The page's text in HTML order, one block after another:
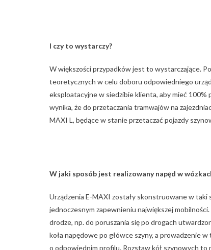
I czy to wystarczy?
W większości przypadków jest to wystarczające.
teoretycznych w celu doboru odpowiedniego
eksploatacyjne w siedzibie klienta, aby mieć 100%
wynika, że do przetaczania tramwajów na
MAXI L, będące w stanie przetaczać pojazdy
W jaki sposób jest realizowany napęd w
Urządzenia E-MAXI zostały skonstruowane w taki
jednoczesnym zapewnieniu największej
drodze, np. do poruszania się po drogach
koła napędowe po główce szyny, a prowadzenie
o odpowiednim profilu. Rozstaw kół szynowych to